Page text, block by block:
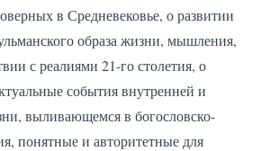
в Средневековье, о развитии
образа жизни, мышления,
с реалиями 21-го столетия, о
события внутренней и
выливающемся в богословско-
понятные и авторитетные для